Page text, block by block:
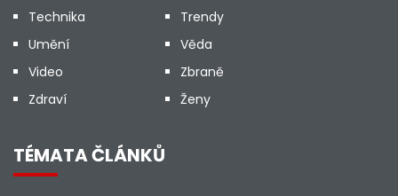
Technika
Trendy
Umění
Věda
Video
Zbraně
Zdraví
Ženy
TÉMATA ČLÁNKŮ